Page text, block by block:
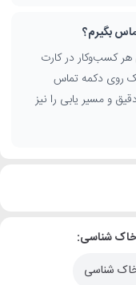
بگیرم؟
کسب‌وکار در کارت
روی دکمه تماس
و مسیر یابی را نیز
خاک شناسی:
خاک شناسی